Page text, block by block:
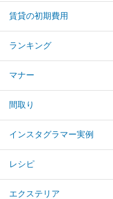
賃貸の初期費用
ランキング
マナー
間取り
インスタグラマー実例
レシピ
エクステリア